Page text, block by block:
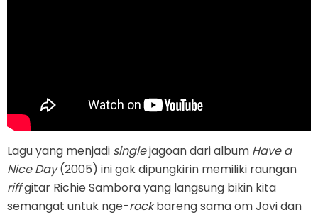
Lagu yang menjadi singlejagoan dari album Have a
Nice Day(2005) ini gak dipungkirin memiliki raungan
riffgitar Richie Sambora yang langsung bikin kita
semangat untuk nge-rockbareng sama om Jovi dan